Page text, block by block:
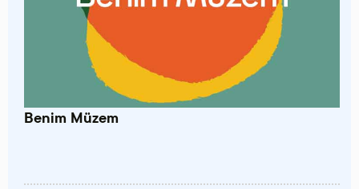
Benim Müzem